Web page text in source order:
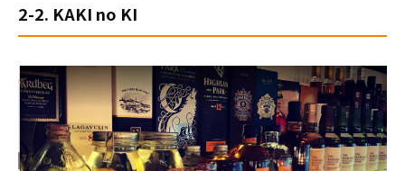
2-2. KAKI no KI